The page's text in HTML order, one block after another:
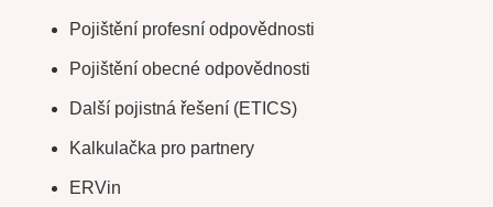
Pojištění profesní odpovědnosti
Pojištění obecné odpovědnosti
Další pojistná řešení (ETICS)
Kalkulačka pro partnery
ERVin